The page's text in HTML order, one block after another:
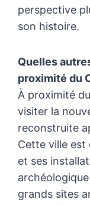
perspective
son histoire.
Quelles
proximité du
À proximité
visiter la
reconstruite
Cette ville est
et ses
archéologique
grands sites